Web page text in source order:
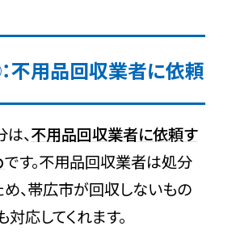
不用品回収業者に依頼
、不用品回収業者に依頼す
です。不用品回収業者は処分
、帯広市が回収しないもの
応してくれます。